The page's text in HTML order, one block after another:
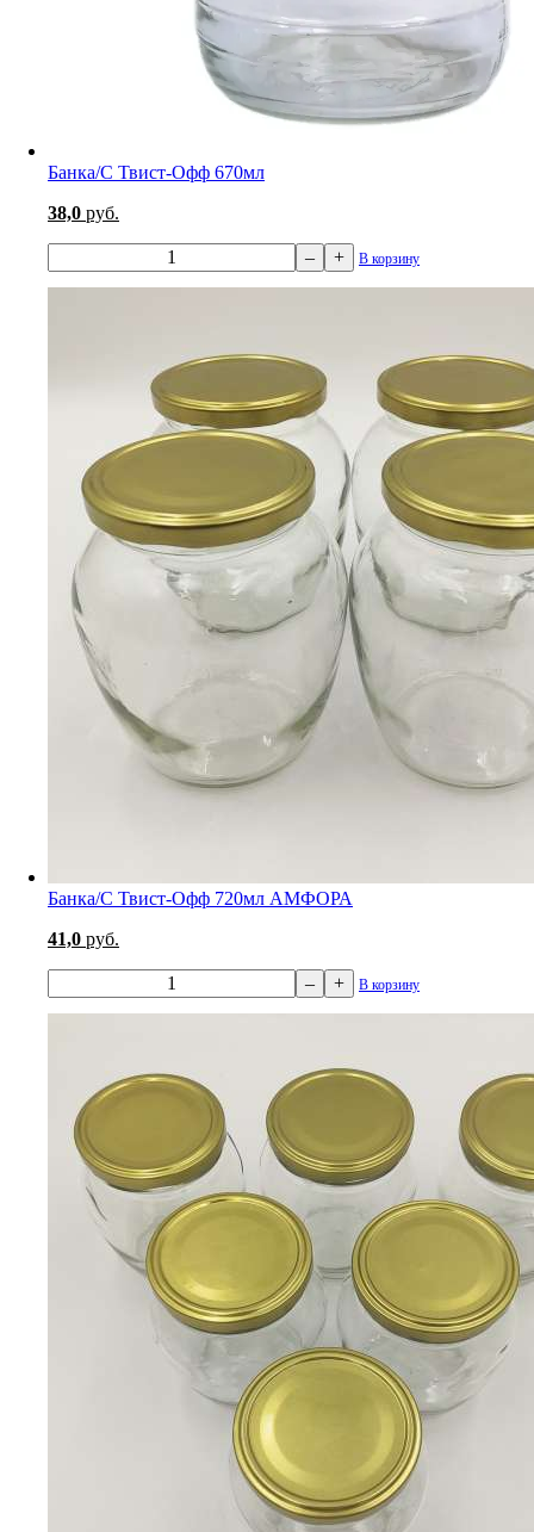
Банка/С Твист-Офф 670мл
38,0 руб.
– + В корзину
Банка/С Твист-Офф 720мл АМФОРА
41,0 руб.
– + В корзину